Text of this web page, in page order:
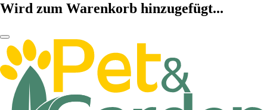
Wird zum Warenkorb hinzugefügt...